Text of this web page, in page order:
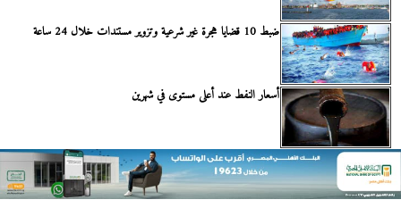
ضبط 10 قضايا هجرة غير شرعية وتزوير مستندات خلال 24 ساعة
أسعار النفط عند أعلى مستوى في شهرين